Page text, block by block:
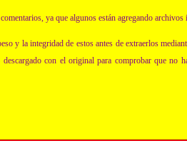
ya que algunos están agregando
y la integridad de estos antes de extraerlos
con el original para comprobar que no